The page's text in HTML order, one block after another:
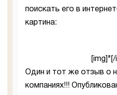
поискать его в
картина:
[img]"[/
Один и тот же отзыв о
компаниях!!!